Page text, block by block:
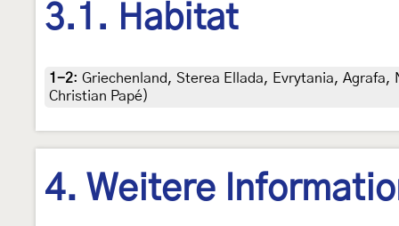
3.1. Habitat
1-2: Griechenland, Sterea Ellada, Evrytania,
Christian Papé)
4. Weitere